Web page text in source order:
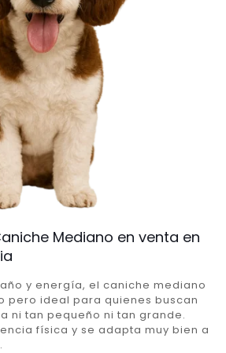
Mediano en venta en
y energía, el caniche mediano
pero ideal para quienes buscan
ni tan pequeño ni tan grande.
física y se adapta muy bien a